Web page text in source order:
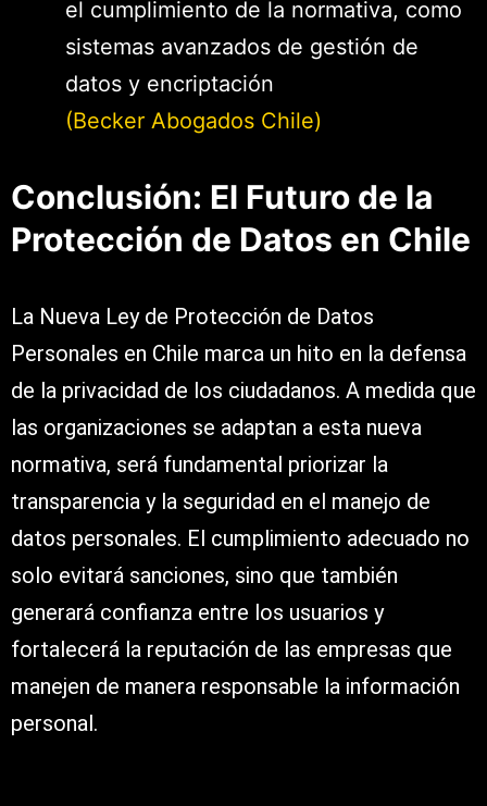
el cumplimiento de la normativa, como
sistemas avanzados de gestión de
datos y encriptación​
(Becker Abogados Chile)
Conclusión: El Futuro de la
Protección de Datos en Chile
La Nueva Ley de Protección de Datos
Personales en Chile marca un hito en la defensa
de la privacidad de los ciudadanos. A medida que
las organizaciones se adaptan a esta nueva
normativa, será fundamental priorizar la
transparencia y la seguridad en el manejo de
datos personales. El cumplimiento adecuado no
solo evitará sanciones, sino que también
generará confianza entre los usuarios y
fortalecerá la reputación de las empresas que
manejen de manera responsable la información
personal.